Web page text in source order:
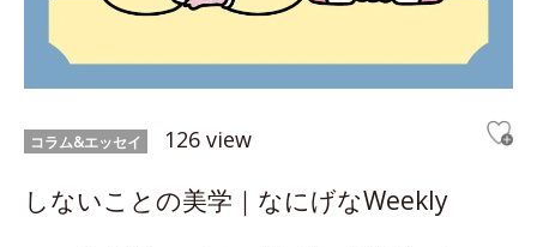
コラム&エッセイ 126 view
しないことの美学｜なにげなWeekly